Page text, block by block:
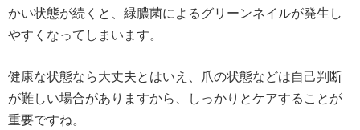
かい状態が続くと、緑膿菌によるグリーンネイルが発生し
やすくなってしまいます。
健康な状態なら大丈夫とはいえ、爪の状態などは自己判断
が難しい場合がありますから、しっかりとケアすることが
重要ですね。